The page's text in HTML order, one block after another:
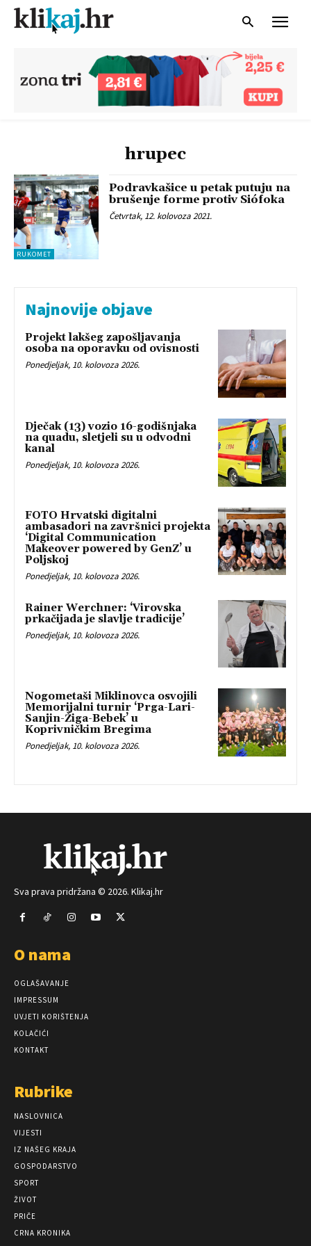
hrupec
RUKOMET
Podravkašice u petak putuju na
brušenje forme protiv Siófoka
Četvrtak, 12. kolovoza 2021.
Najnovije objave
Projekt lakšeg zapošljavanja
osoba na oporavku od ovisnosti
Ponedjeljak, 10. kolovoza 2026.
Dječak (13) vozio 16-godišnjaka
na quadu, sletjeli su u odvodni
kanal
Ponedjeljak, 10. kolovoza 2026.
FOTO Hrvatski digitalni
ambasadori na završnici projekta
‘Digital Communication
Makeover powered by GenZ’ u
Poljskoj
Ponedjeljak, 10. kolovoza 2026.
Rainer Werchner: ‘Virovska
prkačijada je slavlje tradicije’
Ponedjeljak, 10. kolovoza 2026.
Nogometaši Miklinovca osvojili
Memorijalni turnir ‘Prga-Lari-
Sanjin-Žiga-Bebek’ u
Koprivničkim Bregima
Ponedjeljak, 10. kolovoza 2026.
Sva prava pridržana © 2026. Klikaj.hr
O nama
OGLAŠAVANJE
IMPRESSUM
UVJETI KORIŠTENJA
KOLAČIĆI
KONTAKT
Rubrike
NASLOVNICA
VIJESTI
IZ NAŠEG KRAJA
GOSPODARSTVO
SPORT
ŽIVOT
PRIČE
CRNA KRONIKA